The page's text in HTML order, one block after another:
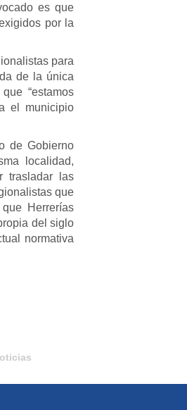
es que
por la
para
de la única
“estamos
el municipio
de Gobierno
localidad,
trasladar las
que
Herrerías
del siglo
normativa